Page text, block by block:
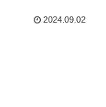
2024.09.02